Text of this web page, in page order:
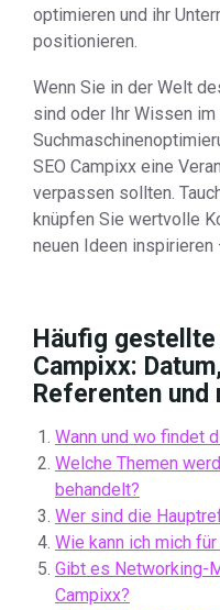
optimieren und ihr
positionieren.
Wenn Sie in der Welt
sind oder Ihr Wissen im
SEO Campixx eine
verpassen sollten.
knüpfen Sie wertvolle
neuen Ideen inspirieren
Häufig gestellte
Campixx:
Referenten und
Wann und wo findet
Welche Themen
behandelt?
Wer sind die
Wie kann ich mich
Gibt es Networking-
Campixx?